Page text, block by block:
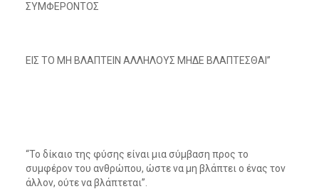
ΣΥΜΦΕΡΟΝΤΟΣ
ΕΙΣ ΤΟ ΜΗ ΒΛΑΠΤΕΙΝ ΑΛΛΗΛΟΥΣ ΜΗΔΕ ΒΛΑΠΤΕΣΘΑΙ”
“Το δίκαιο της φύσης είναι μια σύμβαση προς το
συμφέρον του ανθρώπου, ώστε να μη βλάπτει ο ένας τον
άλλον, ούτε να βλάπτεται”.